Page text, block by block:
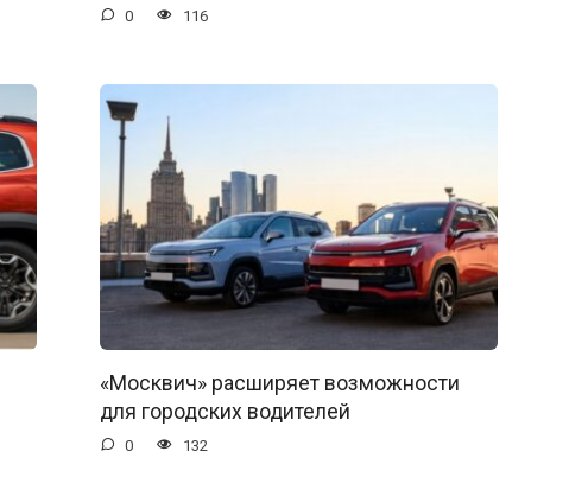
0 116
«Москвич» расширяет возможности
для городских водителей
0 132